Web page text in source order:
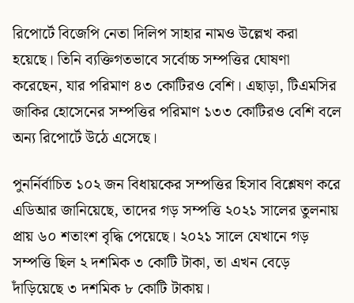
রিপোর্টে বিজেপি নেতা দিলিপ সাহার নামও উল্লেখ করা
হয়েছে। তিনি ব্যক্তিগতভাবে সর্বোচ্চ সম্পত্তির ঘোষণা
করেছেন, যার পরিমাণ ৪৩ কোটিরও বেশি। এছাড়া, টিএমসির
জাকির হোসেনের সম্পত্তির পরিমাণ ১৩৩ কোটিরও বেশি বলে
অন্য রিপোর্টে উঠে এসেছে।
পুনর্নির্বাচিত ১০২ জন বিধায়কের সম্পত্তির হিসাব বিশ্লেষণ করে
এডিআর জানিয়েছে, তাদের গড় সম্পত্তি ২০২১ সালের তুলনায়
প্রায় ৬০ শতাংশ বৃদ্ধি পেয়েছে। ২০২১ সালে যেখানে গড়
সম্পত্তি ছিল ২ দশমিক ৩ কোটি টাকা, তা এখন বেড়ে
দাঁড়িয়েছে ৩ দশমিক ৮ কোটি টাকায়।